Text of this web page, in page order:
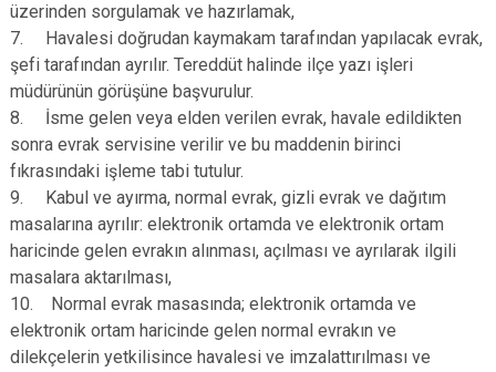
üzerinden sorgulamak ve hazırlamak,
7. Havalesi doğrudan kaymakam tarafından yapılacak evrak,
şefi tarafından ayrılır. Tereddüt halinde ilçe yazı işleri
müdürünün görüşüne başvurulur.
8. İsme gelen veya elden verilen evrak, havale edildikten
sonra evrak servisine verilir ve bu maddenin birinci
fıkrasındaki işleme tabi tutulur.
9. Kabul ve ayırma, normal evrak, gizli evrak ve dağıtım
masalarına ayrılır: elektronik ortamda ve elektronik ortam
haricinde gelen evrakın alınması, açılması ve ayrılarak ilgili
masalara aktarılması,
10. Normal evrak masasında; elektronik ortamda ve
elektronik ortam haricinde gelen normal evrakın ve
dilekçelerin yetkilisince havalesi ve imzalattırılması ve